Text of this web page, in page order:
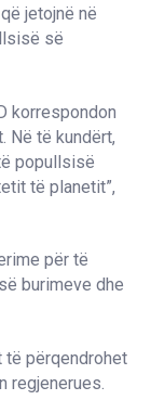
jetojnë në
së
korrespondon
Në të kundërt,
popullsisë
të planetit”,
për të
burimeve dhe
të përqendrohet
regjenerues.